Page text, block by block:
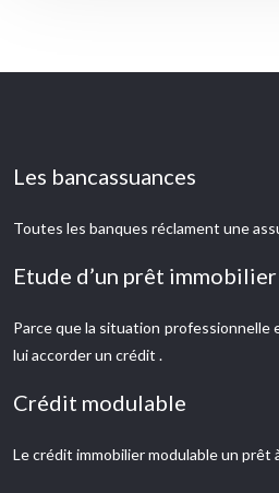
Les bancassuances
Toutes les banques réclament une
Etude d’un prêt immobilier
Parce que la situation
lui accorder un crédit .
Crédit modulable
Le crédit immobilier modulable un